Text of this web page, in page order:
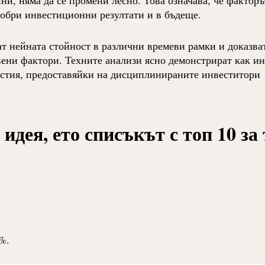
инвестиционни резултати и в бъдеще.
нейната стойност в различни времеви рамки и
фактори. Техните анализи ясно демонстрират как
предоставяйки на дисциплинираните инвеститори
ето списъкът с топ 10 за